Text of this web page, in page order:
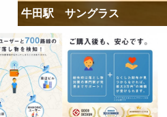
牛田駅 サングラス